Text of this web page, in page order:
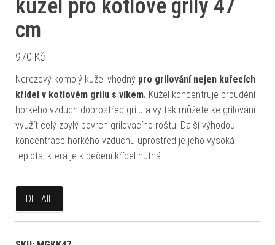
kužel pro kotlové grily 47
cm
970 Kč
Nerezový komolý kužel vhodný pro grilování nejen kuřecích
křídel v kotlovém grilu s víkem. Kužel koncentruje proudění
horkého vzduch doprostřed grilu a vy tak můžete ke grilování
využít celý zbylý povrch grilovacího roštu. Další výhodou
koncentrace horkého vzduchu uprostřed je jeho vysoká
teplota, která je k pečení křídel nutná…
DETAIL